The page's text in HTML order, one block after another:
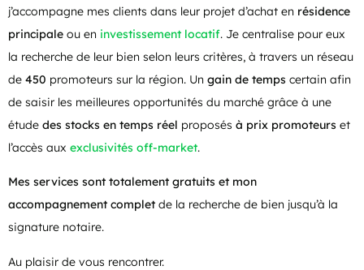
j’accompagne mes clients dans leur projet d’achat en résidence
principale ou en investissement locatif. Je centralise pour eux
la recherche de leur bien selon leurs critères, à travers un réseau
de 450 promoteurs sur la région. Un gain de temps certain afin
de saisir les meilleures opportunités du marché grâce à une
étude des stocks en temps réel proposés à prix promoteurs et
l’accès aux exclusivités off-market.
Mes services sont totalement gratuits et mon
accompagnement complet de la recherche de bien jusqu’à la
signature notaire.
Au plaisir de vous rencontrer.